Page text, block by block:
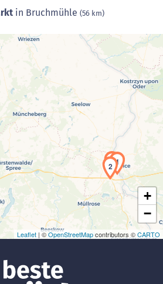
in Bruchmühle (56 km)
Laden der Karte...
1
2
+
−
Leaflet | ©OpenStreetMapcontributors ©CARTO